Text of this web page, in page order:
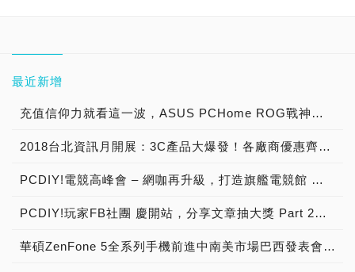
最近新增
充值信仰力就看這一波，ASUS PCHome ROG戰神祭典、電競周邊全面最低5折起
2018台北資訊月開展：3C產品大爆發！各廠商優惠齊放，展期好康活動不斷
PCDIY!電競高峰會 – 網咖再升級，打造旗艦電競館 →2018/11/21活動展開預告！
PCDIY!玩家FB社團 慶開站，分享文章抽大獎 Part 2【已結束】
華碩ZenFone 5全系列手機前進中南美市場巴西發表會盛大舉行，結合最大電信商Vivo及知名卡通漫畫製作公司Mauricio de Souza，打造在地化產品體驗與服務